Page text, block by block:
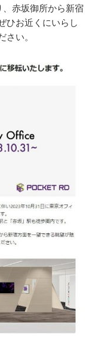
赤坂御所から新宿
ひお近くにいらし
さい。